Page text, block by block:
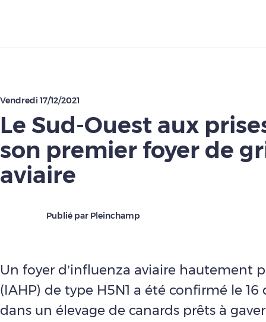
Vendredi 17/12/2021
Le Sud-Ouest aux
son premier foyer de
aviaire
Publié par Pleinchamp
Un foyer d’influenza aviaire hautement
(IAHP) de type H5N1 a été confirmé le 16
dans un élevage de canards prêts à